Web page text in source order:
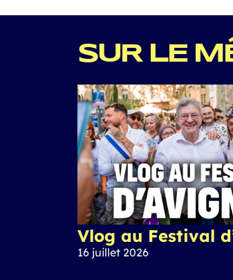
SUR LE
Vlog au Festival
16 juillet 2026